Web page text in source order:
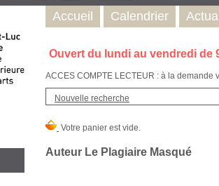
Ouvert du lundi au vendredi de
ACCES COMPTE LECTEUR : à la
Nouvelle recherche
Auteur Le Plagiaire Masqué
Accueil Calendrier